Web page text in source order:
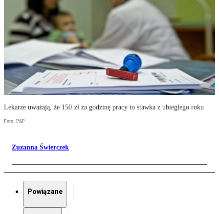
Lekarze uważają, że 150 zł za godzinę pracy to stawka z ubiegłego roku
Foto: PAP
Zuzanna Świerczek
Powiązane